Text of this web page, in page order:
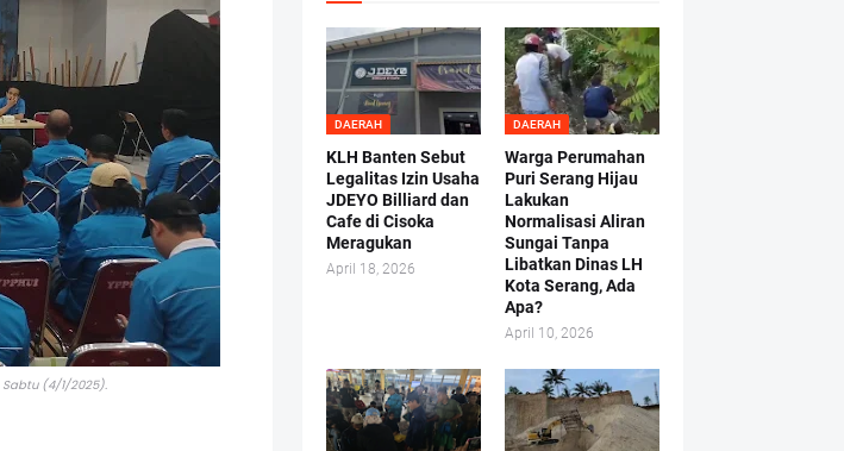
Sabtu (4/1/2025).
DAERAH
KLH Banten Sebut
Legalitas Izin Usaha
JDEYO Billiard dan
Cafe di Cisoka
Meragukan
April 18, 2026
DAERAH
Warga Perumahan
Puri Serang Hijau
Lakukan
Normalisasi Aliran
Sungai Tanpa
Libatkan Dinas LH
Kota Serang, Ada
Apa?
April 10, 2026